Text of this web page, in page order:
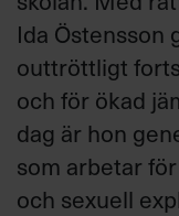
Ida Östensson
outtröttligt
och för ökad
dag är hon
som arbetar
och sexuell